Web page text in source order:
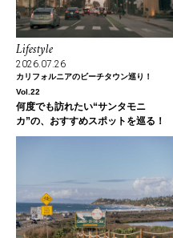
Lifestyle
2026.07.26
カリフォルニアのビーチタウン巡り！
Vol.22
何度でも訪れたい“サンタモニ
カ”の、おすすめスポットを巡る！